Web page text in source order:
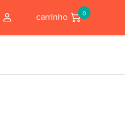
carrinho 0